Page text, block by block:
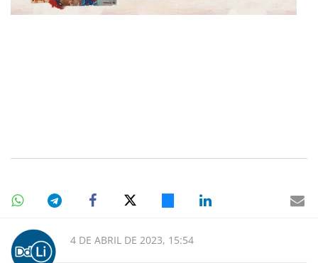
4 DE ABRIL DE 2023, 15:54